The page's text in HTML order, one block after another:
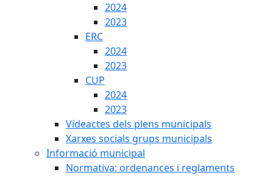
2024
2023
ERC
2024
2023
CUP
2024
2023
Vídeactes dels plens municipals
Xarxes socials grups municipals
Informació municipal
Normativa: ordenances i reglaments